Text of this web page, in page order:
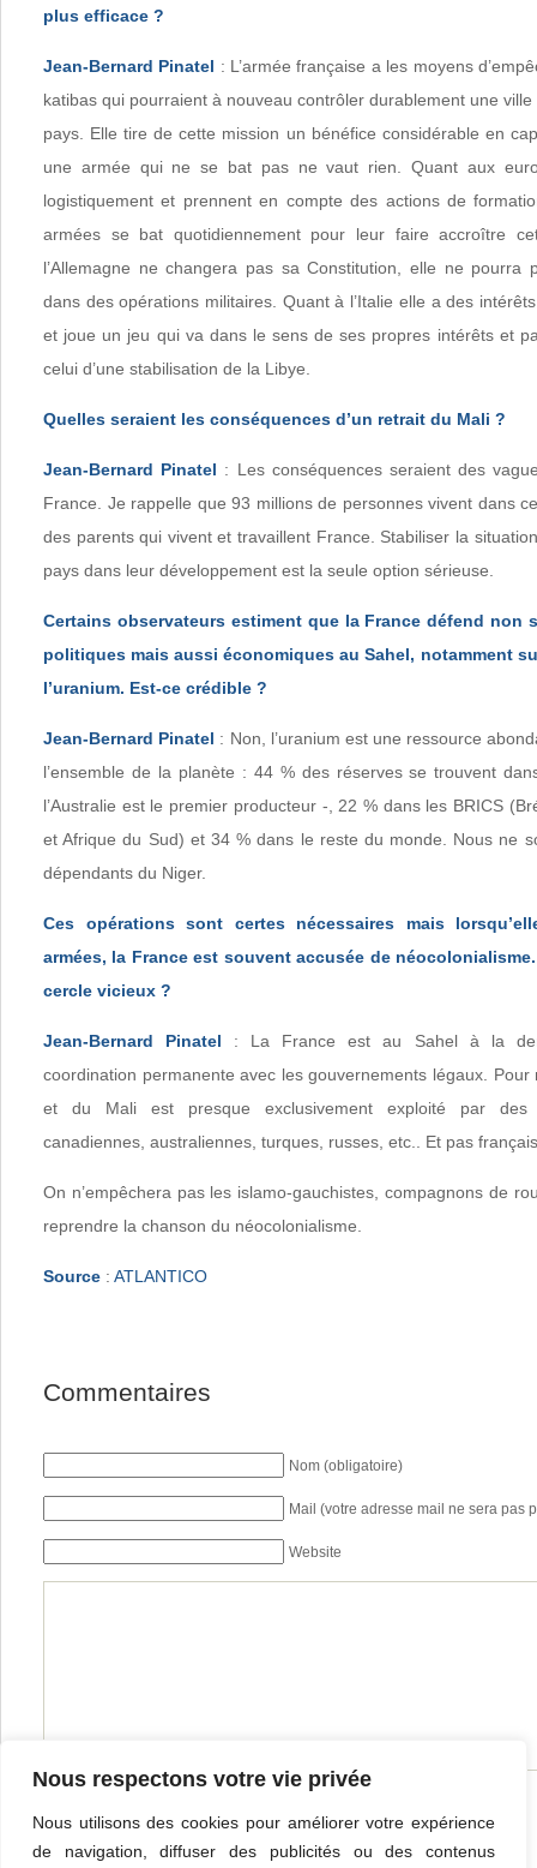
Nous respectons votre vie privée
Nous utilisons des cookies pour améliorer votre expérience
de navigation, diffuser des publicités ou des contenus
plus efficace ?
Jean-Bernard Pinatel : L’armée française a les moyens
katibas qui pourraient à nouveau contrôler durablement une
pays. Elle tire de cette mission un bénéfice considérable en
une armée qui ne se bat pas ne vaut rien. Quant aux
logistiquement et prennent en compte des actions de
armées se bat quotidiennement pour leur faire accroître
l’Allemagne ne changera pas sa Constitution, elle ne pourra
dans des opérations militaires. Quant à l’Italie elle a des
et joue un jeu qui va dans le sens de ses propres intérêts et
celui d’une stabilisation de la Libye.
Quelles seraient les conséquences d’un retrait du Mali ?
Jean-Bernard Pinatel : Les conséquences seraient des
France. Je rappelle que 93 millions de personnes vivent dans
des parents qui vivent et travaillent France. Stabiliser la
pays dans leur développement est la seule option sérieuse.
Certains observateurs estiment que la France défend non
politiques mais aussi économiques au Sahel, notamment
l’uranium. Est-ce crédible ?
Jean-Bernard Pinatel : Non, l’uranium est une ressource
l’ensemble de la planète : 44 % des réserves se trouvent
l’Australie est le premier producteur -, 22 % dans les BRICS
et Afrique du Sud) et 34 % dans le reste du monde. Nous ne
dépendants du Niger.
Ces opérations sont certes nécessaires mais
armées, la France est souvent accusée de
cercle vicieux ?
Jean-Bernard Pinatel : La France est au Sahel à la
coordination permanente avec les gouvernements légaux. Pour
et du Mali est presque exclusivement exploité par des
canadiennes, australiennes, turques, russes, etc.. Et pas
On n’empêchera pas les islamo-gauchistes, compagnons de
reprendre la chanson du néocolonialisme.
Source : ATLANTICO
Commentaires
Nom (obligatoire)
Mail (votre adresse mail ne sera pas
Website